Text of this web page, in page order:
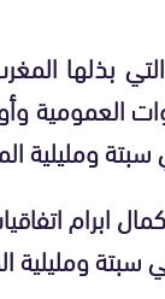
بذلها
ومليلية
ابرام
ومليلية